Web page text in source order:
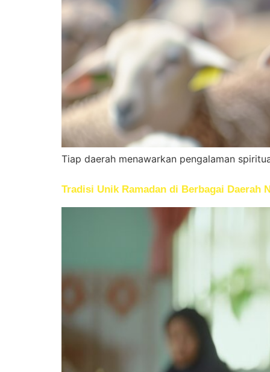
Tiap daerah menawarkan pengalaman
Tradisi Unik Ramadan di Berbagai Daerah